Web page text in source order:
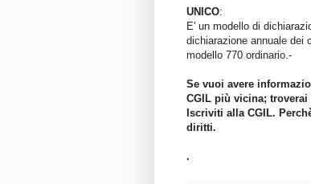
UNICO:
E' un modello di
dichiarazione annuale dei
modello 770 ordinario.-
Se vuoi avere
CGIL più vicina;
Iscriviti alla CGIL.
diritti.
.